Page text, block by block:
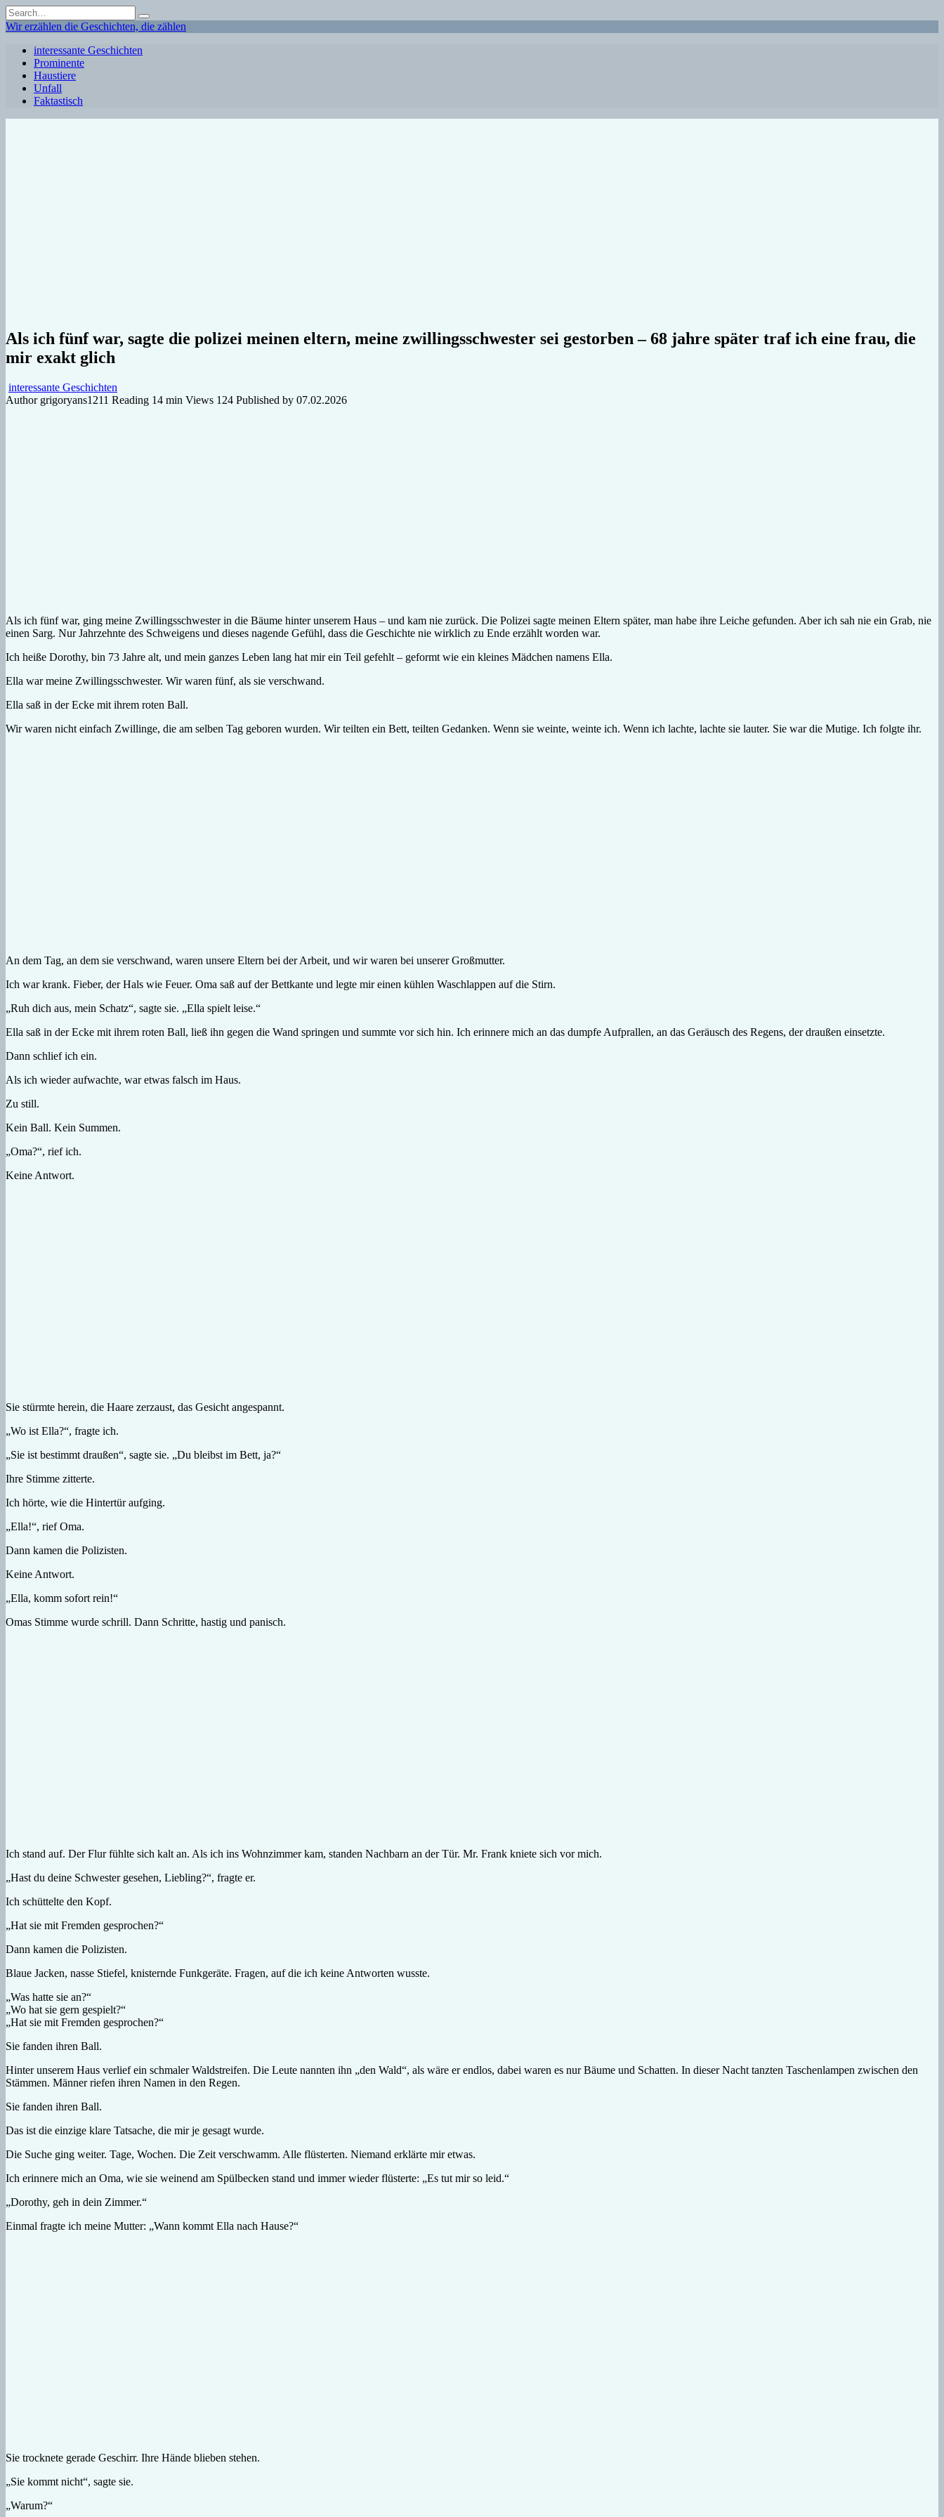
Skip
to
content
Search
for:
Wir erzählen die Geschichten, die zählen
interessante Geschichten
Prominente
Haustiere
Unfall
Faktastisch
Als ich fünf war, sagte die polizei meinen eltern, meine zwillingsschwester sei gestorben – 68 jahre später traf ich eine frau, die
mir exakt glich
interessante Geschichten
Author grigoryans1211 Reading 14 min Views 124 Published by 07.02.2026
Als ich fünf war, ging meine Zwillingsschwester in die Bäume hinter unserem Haus – und kam nie zurück. Die Polizei sagte meinen Eltern später, man habe ihre Leiche gefunden. Aber ich sah nie ein Grab, nie
einen Sarg. Nur Jahrzehnte des Schweigens und dieses nagende Gefühl, dass die Geschichte nie wirklich zu Ende erzählt worden war.
Ich heiße Dorothy, bin 73 Jahre alt, und mein ganzes Leben lang hat mir ein Teil gefehlt – geformt wie ein kleines Mädchen namens Ella.
Ella war meine Zwillingsschwester. Wir waren fünf, als sie verschwand.
Ella saß in der Ecke mit ihrem roten Ball.
Wir waren nicht einfach Zwillinge, die am selben Tag geboren wurden. Wir teilten ein Bett, teilten Gedanken. Wenn sie weinte, weinte ich. Wenn ich lachte, lachte sie lauter. Sie war die Mutige. Ich folgte ihr.
An dem Tag, an dem sie verschwand, waren unsere Eltern bei der Arbeit, und wir waren bei unserer Großmutter.
Ich war krank. Fieber, der Hals wie Feuer. Oma saß auf der Bettkante und legte mir einen kühlen Waschlappen auf die Stirn.
„Ruh dich aus, mein Schatz“, sagte sie. „Ella spielt leise.“
Ella saß in der Ecke mit ihrem roten Ball, ließ ihn gegen die Wand springen und summte vor sich hin. Ich erinnere mich an das dumpfe Aufprallen, an das Geräusch des Regens, der draußen einsetzte.
Dann schlief ich ein.
Als ich wieder aufwachte, war etwas falsch im Haus.
Zu still.
Kein Ball. Kein Summen.
„Oma?“, rief ich.
Keine Antwort.
Sie stürmte herein, die Haare zerzaust, das Gesicht angespannt.
„Wo ist Ella?“, fragte ich.
„Sie ist bestimmt draußen“, sagte sie. „Du bleibst im Bett, ja?“
Ihre Stimme zitterte.
Ich hörte, wie die Hintertür aufging.
„Ella!“, rief Oma.
Dann kamen die Polizisten.
Keine Antwort.
„Ella, komm sofort rein!“
Omas Stimme wurde schrill. Dann Schritte, hastig und panisch.
Ich stand auf. Der Flur fühlte sich kalt an. Als ich ins Wohnzimmer kam, standen Nachbarn an der Tür. Mr. Frank kniete sich vor mich.
„Hast du deine Schwester gesehen, Liebling?“, fragte er.
Ich schüttelte den Kopf.
„Hat sie mit Fremden gesprochen?“
Dann kamen die Polizisten.
Blaue Jacken, nasse Stiefel, knisternde Funkgeräte. Fragen, auf die ich keine Antworten wusste.
„Was hatte sie an?“
„Wo hat sie gern gespielt?“
„Hat sie mit Fremden gesprochen?“
Sie fanden ihren Ball.
Hinter unserem Haus verlief ein schmaler Waldstreifen. Die Leute nannten ihn „den Wald“, als wäre er endlos, dabei waren es nur Bäume und Schatten. In dieser Nacht tanzten Taschenlampen zwischen den
Stämmen. Männer riefen ihren Namen in den Regen.
Sie fanden ihren Ball.
Das ist die einzige klare Tatsache, die mir je gesagt wurde.
Die Suche ging weiter. Tage, Wochen. Die Zeit verschwamm. Alle flüsterten. Niemand erklärte mir etwas.
Ich erinnere mich an Oma, wie sie weinend am Spülbecken stand und immer wieder flüsterte: „Es tut mir so leid.“
„Dorothy, geh in dein Zimmer.“
Einmal fragte ich meine Mutter: „Wann kommt Ella nach Hause?“
Sie trocknete gerade Geschirr. Ihre Hände blieben stehen.
„Sie kommt nicht“, sagte sie.
„Warum?“